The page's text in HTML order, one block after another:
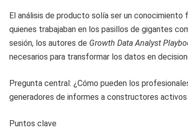
El análisis de producto solía ser un
quienes trabajaban en los pasillos de gigantes
sesión, los autores de Growth Data Analyst
necesarios para transformar los datos en
Pregunta central: ¿Cómo pueden los
generadores de informes a constructores
Puntos clave